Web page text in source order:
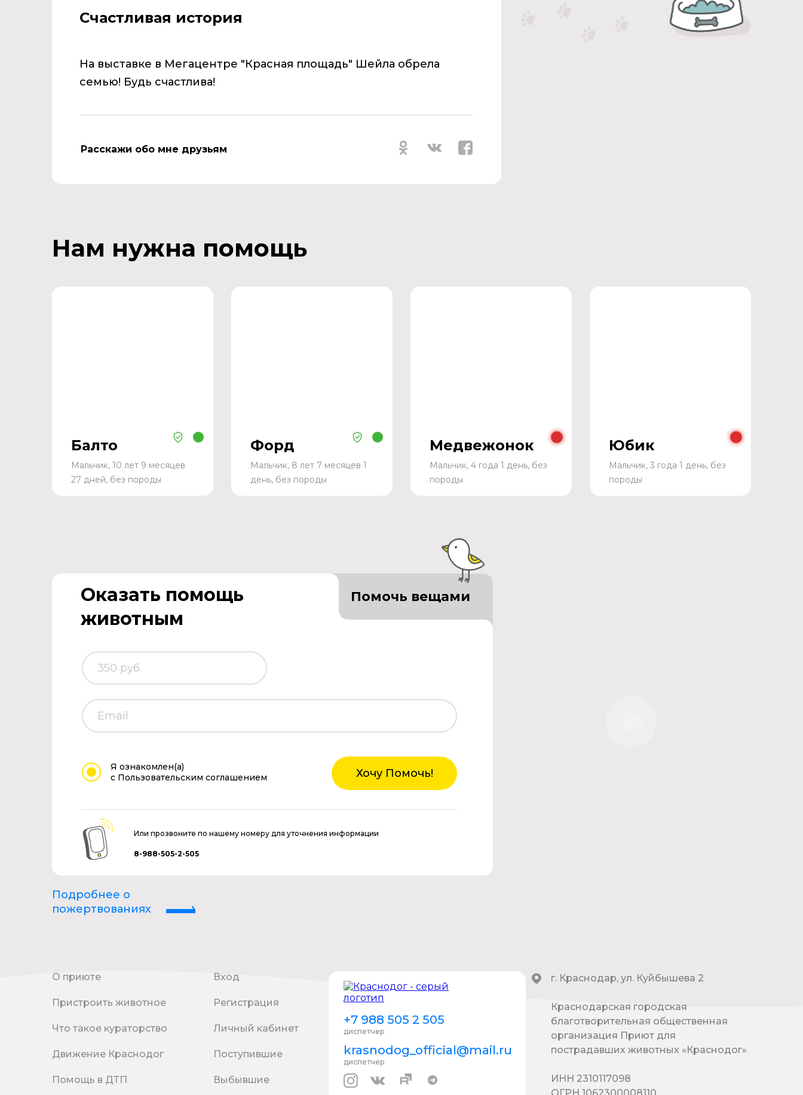
Счастливая история
На выставке в Мегацентре "Красная площадь" Шейла обрела
семью! Будь счастлива!
Расскажи обо мне друзьям
Нам нужна помощь
Балто
Мальчик, 10 лет 9 месяцев
27 дней, без породы
Форд
Мальчик, 8 лет 7 месяцев 1
день, без породы
Медвежонок
Мальчик, 4 года 1 день, без
породы
Юбик
Мальчик, 3 года 1 день, без
породы
Оказать помощь
животным
Помочь вещами
Я ознакомлен(а)
с Пользовательским соглашением
Хочу Помочь!
Или прозвоните по нашему номеру для уточнения информации
8-988-505-2-505
Подробнее о
пожертвованиях
О приюте
Пристроить животное
Что такое кураторство
Движение Краснодог
Помощь в ДТП
Вход
Регистрация
Личный кабинет
Поступившие
Выбывшие
+7 988 505 2 505
диспетчер
krasnodog_official@mail.ru
диспетчер
г. Краснодар, ул. Куйбышева 2
Краснодарская городская
благотворительная общественная
организация Приют для
пострадавших животных «Краснодог»
ИНН 2310117098